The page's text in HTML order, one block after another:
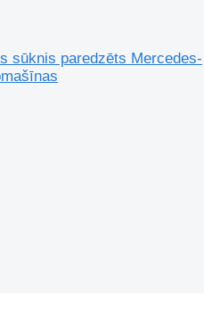
sūknis paredzēts Mercedes-